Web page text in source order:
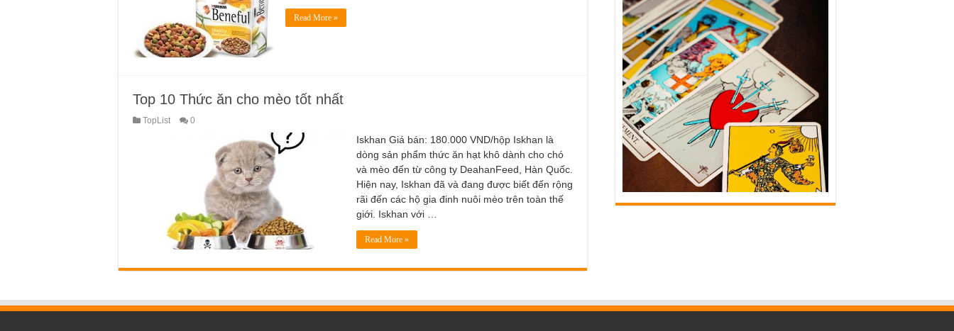
Read More »
Top 10 Thức ăn cho mèo tốt nhất
TopList 0
Iskhan Giá bán: 180.000 VND/hộp Iskhan là
dòng sản phẩm thức ăn hạt khô dành cho chó
và mèo đến từ công ty DeahanFeed, Hàn Quốc.
Hiện nay, Iskhan đã và đang được biết đến rộng
rãi đến các hộ gia đinh nuôi mèo trên toàn thế
giới. Iskhan với …
Read More »